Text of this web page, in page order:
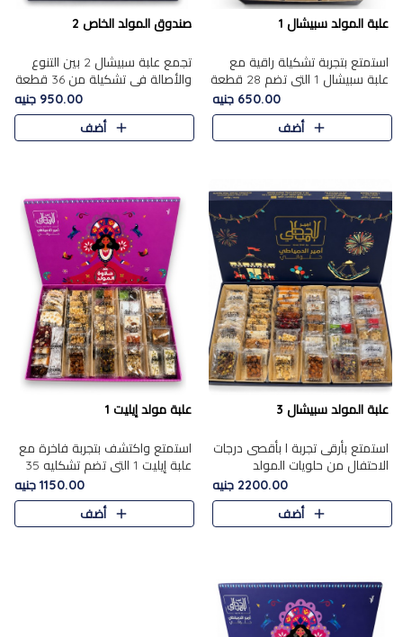
علبة المولد سبيشال 1
استمتع بتجربة تشكيلة راقية مع
علبة سبيشال 1 التي تضم 28 قطعة
من تشكيلة مختارة بعناية من أفخر
حلويات المولد المصرية الأصلية
الشرقية. تحتوي ال..
650.00 جنيه
أضف
صندوق المولد الخاص 2
تجمع علبة سبيشال 2 بين التنوع
والأصالة في تشكيلة من 36 قطعة
تضم أشهر حلويات المولد الشرقية.
تحتوي العلبة على الجزرية بالفول،
والجزرية بالبن..
950.00 جنيه
أضف
علبة المولد سبيشال 3
استمتع بأرقى تجربة ا بأقصى درجات
الاحتفال من حلويات المولد
المصريه الأصيلة مع هذه الفخامة
مع علبة سبيشال 3 التي تضم 56
قطعة من تشكيلة استثن..
2200.00 جنيه
أضف
علبة مولد إيليت 1
استمتع واكتشف بتجربة فاخرة مع
علبة إيليت 1 التي تضم تشكليه 35
قطعة من أرقى حلويات المولد
المصري الأصيلة ,معروضة بشكل
جميل في علبة أنيقة ، في..
1150.00 جنيه
أضف